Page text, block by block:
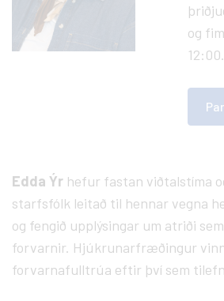
og
12:00.
Edda Ýr hefur fastan viðtalstíma
starfsfólk leitað til hennar vegna
og fengið upplýsingar um atriði
forvarnir. Hjúkrunarfræðingur
forvarnafulltrúa eftir því sem